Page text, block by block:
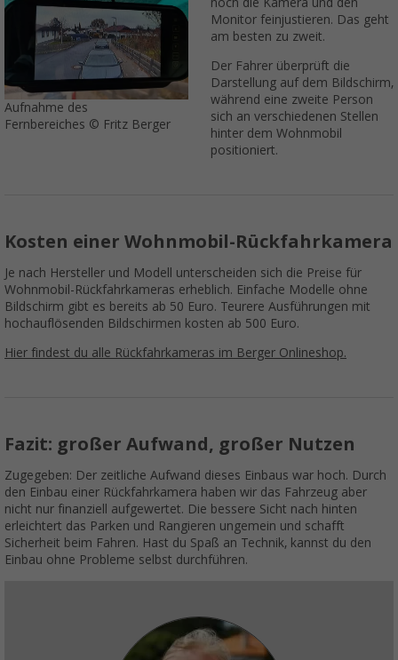
Aufnahme des
Fernbereiches © Fritz Berger
Monitor feinjustieren. Das geht
am besten zu zweit.
Der Fahrer überprüft die
Darstellung auf dem Bildschirm,
während eine zweite Person
sich an verschiedenen Stellen
hinter dem Wohnmobil
positioniert.
Kosten einer Wohnmobil-Rückfahrkamera
Je nach Hersteller und Modell unterscheiden sich die Preise für
Wohnmobil-Rückfahrkameras erheblich. Einfache Modelle ohne
Bildschirm gibt es bereits ab 50 Euro. Teurere Ausführungen mit
hochauflösenden Bildschirmen kosten ab 500 Euro.
Hier findest du alle Rückfahrkameras im Berger Onlineshop.
Fazit: großer Aufwand, großer Nutzen
Zugegeben: Der zeitliche Aufwand dieses Einbaus war hoch. Durch
den Einbau einer Rückfahrkamera haben wir das Fahrzeug aber
nicht nur finanziell aufgewertet. Die bessere Sicht nach hinten
erleichtert das Parken und Rangieren ungemein und schafft
Sicherheit beim Fahren. Hast du Spaß an Technik, kannst du den
Einbau ohne Probleme selbst durchführen.